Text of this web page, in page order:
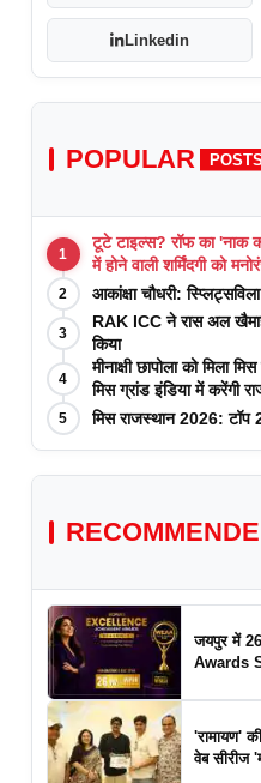
Linkedin
POPULAR POSTS
1
टूटे टाइल्स? रॉफ का 'नाक
में होने वाली शर्मिंदगी को
याद कराता है
2 आकांक्षा चौधरी:
3
RAK ICC ने रास अल
किया
4
मीनाक्षी छापोला को मिला
मिस ग्रांड इंडिया में करेंगी
5 मिस राजस्थान 2026: टॉप
जयपुर में
Awards
'रामायण'
वेब सीरीज